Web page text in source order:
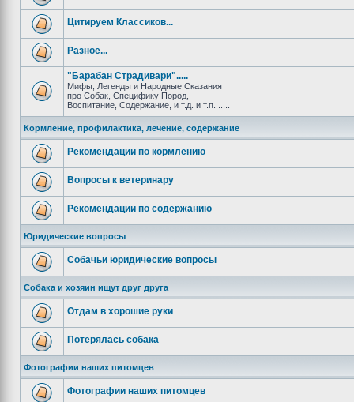
Цитируем Классиков...
Разное...
"Барабан Страдивари".....
Мифы, Легенды и Народные Сказания
про Собак, Специфику Пород,
Воспитание, Содержание, и т.д. и т.п. .....
Кормление, профилактика, лечение, содержание
Рекомендации по кормлению
Вопросы к ветеринару
Рекомендации по содержанию
Юридические вопросы
Собачьи юридические вопросы
Собака и хозяин ищут друг друга
Отдам в хорошие руки
Потерялась собака
Фотографии наших питомцев
Фотографии наших питомцев